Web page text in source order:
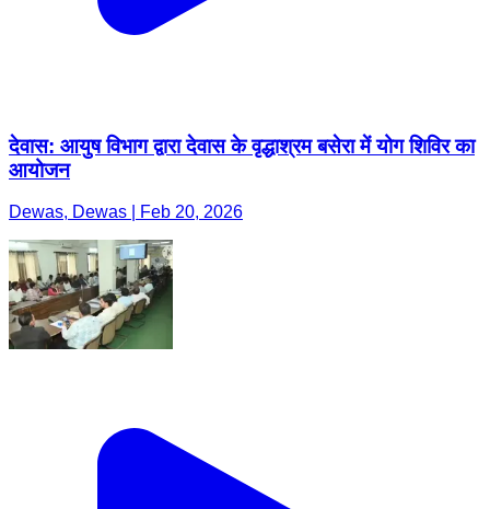
देवास: आयुष विभाग द्वारा देवास के वृद्धाश्रम बसेरा में योग शिविर का
आयोजन
Dewas, Dewas | Feb 20, 2026